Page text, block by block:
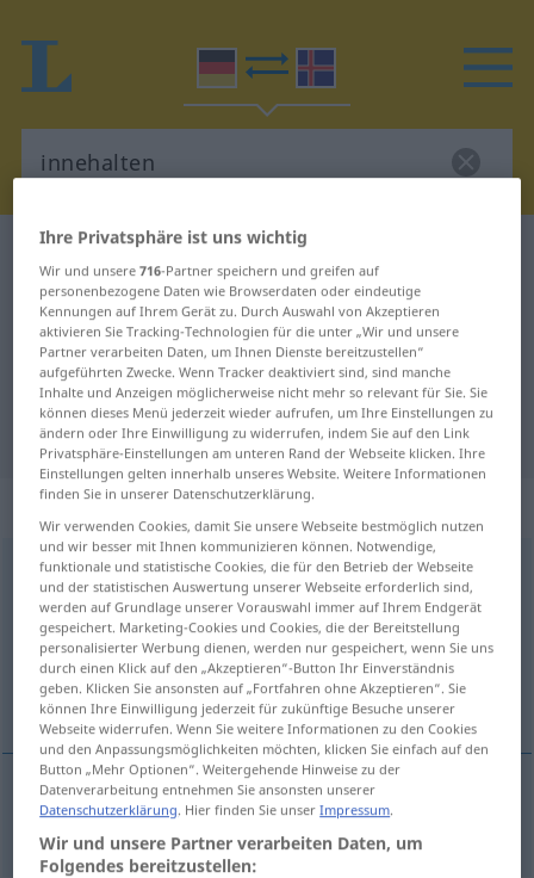
Deutsch-Isländisch Wörterbuch
Deutsch-Isländisch Übersetzung
für "innehalten"
"innehalten" Isländisch
Übersetzung
„innehalten“
innehalten
Übersicht aller Übersetzungen
(Für mehr Details die Übersetzung anklicken/antippen)
hætta um stund
hætta(um stund) innehalten
Ihre Privatsphäre ist uns wichtig
Wir und unsere716-Partner speichern und greifen auf
personenbezogene Daten wie Browserdaten oder eindeutige
Kennungen auf Ihrem Gerät zu. Durch Auswahl von Akzeptieren
aktivieren Sie Tracking-Technologien für die unter „Wir und unsere
Partner verarbeiten Daten, um Ihnen Dienste bereitzustellen“
aufgeführten Zwecke. Wenn Tracker deaktiviert sind, sind manche
Inhalte und Anzeigen möglicherweise nicht mehr so relevant für Sie. Sie
können dieses Menü jederzeit wieder aufrufen, um Ihre Einstellungen zu
ändern oder Ihre Einwilligung zu widerrufen, indem Sie auf den Link
Privatsphäre-Einstellungen am unteren Rand der Webseite klicken. Ihre
Einstellungen gelten innerhalb unseres Website. Weitere Informationen
finden Sie in unserer Datenschutzerklärung.
Wir verwenden Cookies, damit Sie unsere Webseite bestmöglich nutzen
und wir besser mit Ihnen kommunizieren können. Notwendige,
funktionale und statistische Cookies, die für den Betrieb der Webseite
und der statistischen Auswertung unserer Webseite erforderlich sind,
werden auf Grundlage unserer Vorauswahl immer auf Ihrem Endgerät
gespeichert. Marketing-Cookies und Cookies, die der Bereitstellung
personalisierter Werbung dienen, werden nur gespeichert, wenn Sie uns
durch einen Klick auf den „Akzeptieren“-Button Ihr Einverständnis
geben. Klicken Sie ansonsten auf „Fortfahren ohne Akzeptieren“. Sie
können Ihre Einwilligung jederzeit für zukünftige Besuche unserer
Webseite widerrufen. Wenn Sie weitere Informationen zu den Cookies
und den Anpassungsmöglichkeiten möchten, klicken Sie einfach auf den
Button „Mehr Optionen“. Weitergehende Hinweise zu der
Datenverarbeitung entnehmen Sie ansonsten unserer
Datenschutzerklärung. Hier finden Sie unserImpressum.
Wir und unsere Partner verarbeiten Daten, um
Folgendes bereitzustellen: